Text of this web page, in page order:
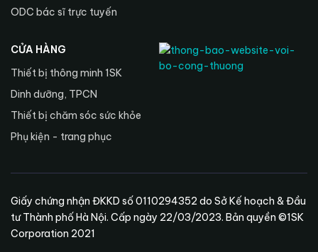
ODC bác sĩ trực tuyến
CỬA HÀNG
Thiết bị thông minh 1SK
Dinh dưỡng, TPCN
Thiết bị chăm sóc sức khỏe
Phụ kiện - trang phục
Giấy chứng nhận ĐKKD số 0110294352 do Sở Kế hoạch & Đầu
tư Thành phố Hà Nội. Cấp ngày 22/03/2023. Bản quyền ©1SK
Corporation 2021